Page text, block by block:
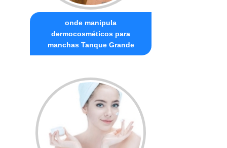
onde manipula
dermocosméticos para
manchas Tanque Grande